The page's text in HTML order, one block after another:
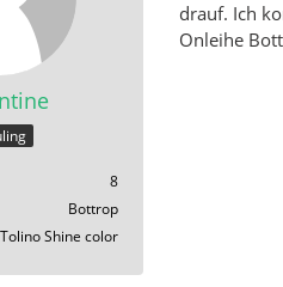
8
Bottrop
Tolino Shine color
drauf. Ich
Onleihe